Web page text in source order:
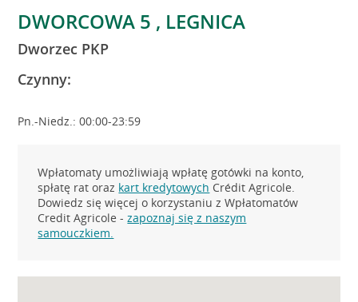
DWORCOWA 5 , LEGNICA
Dworzec PKP
Czynny:
Pn.-Niedz.: 00:00-23:59
Wpłatomaty umożliwiają wpłatę gotówki na konto,
spłatę rat oraz kart kredytowych Crédit Agricole.
Dowiedz się więcej o korzystaniu z Wpłatomatów
Credit Agricole -zapoznaj się z naszym
samouczkiem.